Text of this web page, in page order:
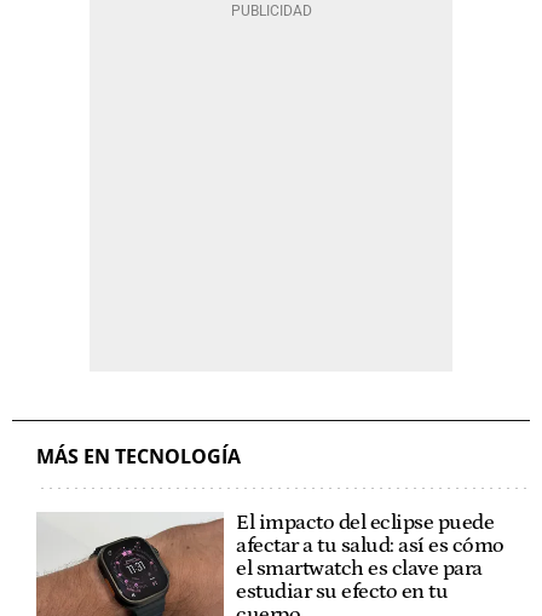
MÁS EN TECNOLOGÍA
El impacto del eclipse puede
afectar a tu salud: así es cómo
el smartwatch es clave para
estudiar su efecto en tu